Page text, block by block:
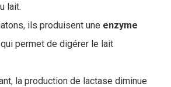
lait.
ils produisent une enzyme
permet de digérer le lait
la production de lactase diminue